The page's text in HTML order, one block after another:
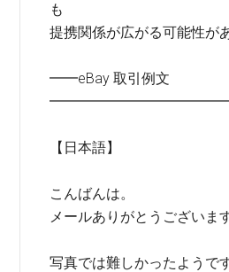
も
提携関係が広がる可能性が
━━eBay 取引例文
【日本語】
こんばんは。
メールありがとうございます
写真では難しかったようで